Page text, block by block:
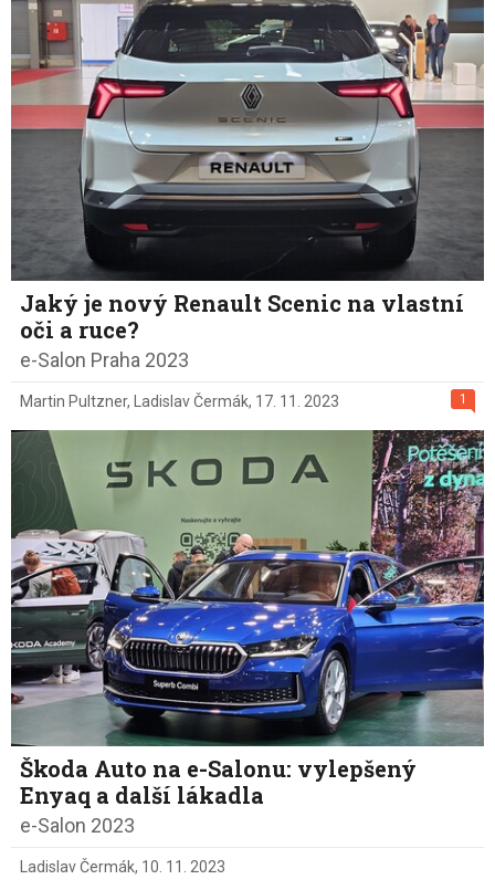
Jaký je nový Renault Scenic na vlastní
oči a ruce?
e-Salon Praha 2023
1
Martin Pultzner, Ladislav Čermák, 17. 11. 2023
Škoda Auto na e-Salonu: vylepšený
Enyaq a další lákadla
e-Salon 2023
Ladislav Čermák, 10. 11. 2023